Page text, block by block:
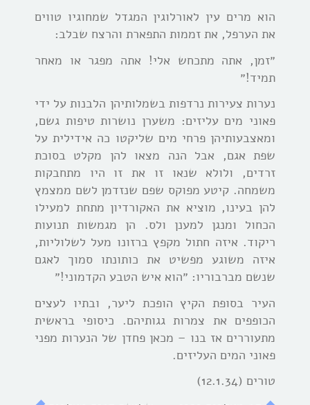
הוא מרים עין לאורלוגין המגדל שמחוגיו טווים
את הערפל, את זממות התפארת והרצח שבלב:
״זמן, אתה מתכחש אלי! אתה מפגר או מאחר
תמיד!״
נערות צעירות נרדפות בשמלותיהן הלבנות על ידי
פאוני מים עליזים: משערן נושרות טיפות גשם,
ומאצבעותיהן פרחי מים שליקטו כה אידילית על
שפת אגם, אבל הנה מצאו להן מקלט בסוכת
זרדים, ולולא שנאו זו את זו היו מתחבקות
משמחה. קיטע מפוקס שפם שנזדמן לשם ממצמץ
להן בעינו, מוציא את האקורדיון מתחת למעילו
הכחול ומנגן למענן ולס. הן מגמשות תנועות
ריקוד. איזה חתול מקפץ ברזונו מעל לשלוליות,
איזה משוגע מפשיט את כותונתו סמוך לאגם
שנשם מברבוריו: ״הוא איש הטבע הקדמוני!״
העיר בסופת הקיץ הופכת ליער, ובתיו לעצים
הכופפים את צמרות גגותיהם. כיסופי בראשית
מתעוררים אז בנו – מכאן פחדן של הנערות מפני
פאוני המים העליזים.
טורים (12.1.34)